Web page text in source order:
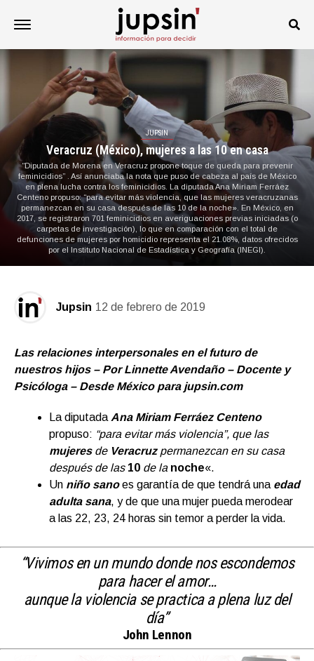
JUPSIN
Veracruz (México), mujeres a las 10 en casa
“Diputada de Morena en Veracruz propone toque de queda para prevenir
feminicidios” . Así anunciaba la nota que puso de cabeza al país de México
en plena lucha contra los feminicidios. La diputada Ana Miriam Ferráez
Centeno propuso: “para evitar más violencia, que las mujeres veracruzanas
permanezcan en su casa después de las 10 de la noche». En México, en
2017, se registraron 701 feminicidios en averiguaciones previas iniciadas (o
carpetas de investigación), lo que en comparación con el total de
defunciones de mujeres por homicidio representa el 21.08%, datos ofrecidos
por el Instituto Nacional de Estadística y Geografía (INEGI).
Jupsin 12 de febrero de 2019
Las relaciones interpersonales en el futuro de
nuestros hijos – Por Linnette Avendaño – Docente y
Psicóloga – Desde México para jupsin.com
La diputada Ana Miriam Ferráez Centeno
propuso: “para evitar más violencia”, que las
mujeresde Veracruzpermanezcan en su casa
después de las 10 de la noche«.
Un niño sano es garantía de que tendrá una edad
adulta sana, y de que una mujer pueda merodear
a las 22, 23, 24 horas sin temor a perder la vida.
“Vivimos en un mundo donde nos escondemos
para hacer el amor…
aunque la violencia se practica a plena luz del
día”
John Lennon